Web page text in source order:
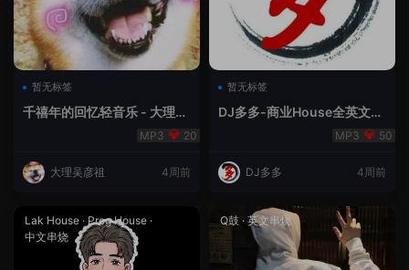
暂无标签
千禧年的回忆轻音乐 - 大理吴
20
大理吴彦祖 4周前
暂无标签
DJ多多-商业House全英文经
50
DJ多多 4周前
Lak House · Prog House ·
中文串烧
Q鼓 · 英文串烧